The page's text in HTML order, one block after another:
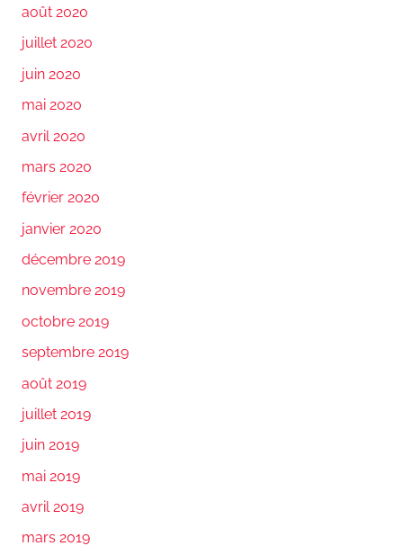
août 2020
juillet 2020
juin 2020
mai 2020
avril 2020
mars 2020
février 2020
janvier 2020
décembre 2019
novembre 2019
octobre 2019
septembre 2019
août 2019
juillet 2019
juin 2019
mai 2019
avril 2019
mars 2019